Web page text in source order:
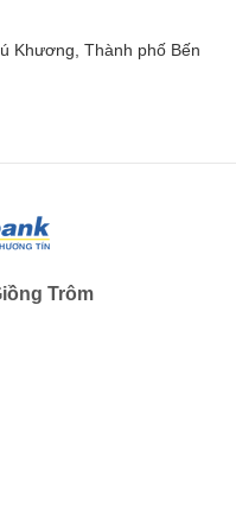
Khương, Thành phố Bến
Trôm